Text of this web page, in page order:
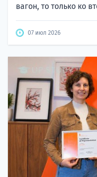
вагон, то только ко
07 июл 2026